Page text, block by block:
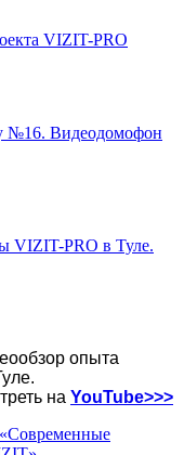
VIZIT-PRO
№16. Видеодомофон
VIZIT-PRO в Туле.
опыта
на YouTube>>>